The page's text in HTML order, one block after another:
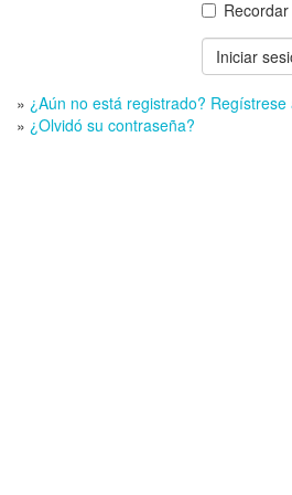
» ¿Aún no está registrado? Regístrese
» ¿Olvidó su contraseña?